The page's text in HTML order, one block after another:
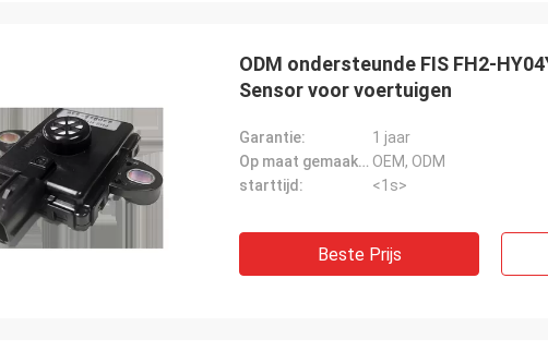
ODM ondersteunde FIS FH2-
Sensor voor voertuigen
Garantie:
1 jaar
Op maat gemaakte ondersteuning: OEM, ODM
starttijd:
<1s>
Beste Prijs